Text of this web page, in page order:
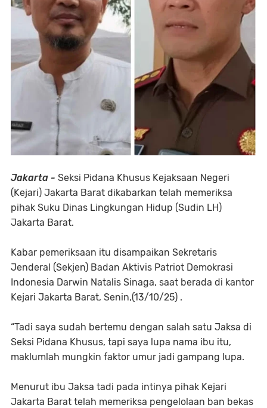
Jakarta - Seksi Pidana Khusus Kejaksaan Negeri
(Kejari) Jakarta Barat dikabarkan telah memeriksa
pihak Suku Dinas Lingkungan Hidup (Sudin LH)
Jakarta Barat.
Kabar pemeriksaan itu disampaikan Sekretaris
Jenderal (Sekjen) Badan Aktivis Patriot Demokrasi
Indonesia Darwin Natalis Sinaga, saat berada di kantor
Kejari Jakarta Barat, Senin,(13/10/25) .
“Tadi saya sudah bertemu dengan salah satu Jaksa di
Seksi Pidana Khusus, tapi saya lupa nama ibu itu,
maklumlah mungkin faktor umur jadi gampang lupa.
Menurut ibu Jaksa tadi pada intinya pihak Kejari
Jakarta Barat telah memeriksa pengelolaan ban bekas